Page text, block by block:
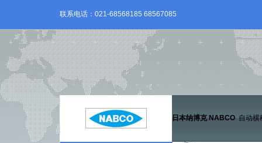
联系电话：021-68568185 68567085
日本纳博克 NABCO 自动横